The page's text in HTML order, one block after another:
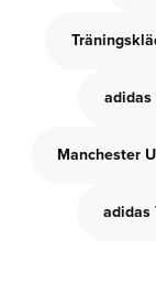
adidas
Manchester
adidas